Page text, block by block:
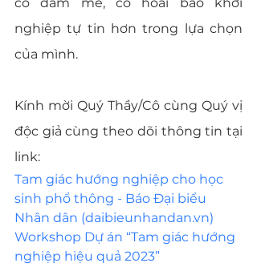
nghiệp tự tin hơn trong lựa chọn
của mình.
Kính mời Quý Thầy/Cô cùng Quý vị
độc giả cùng theo dõi thông tin tại
link:
Tam giác hướng nghiệp cho học
sinh phổ thông - Báo Đại biểu
Nhân dân (daibieunhandan.vn)
Workshop Dự án “Tam giác hướng
nghiệp hiệu quả 2023”